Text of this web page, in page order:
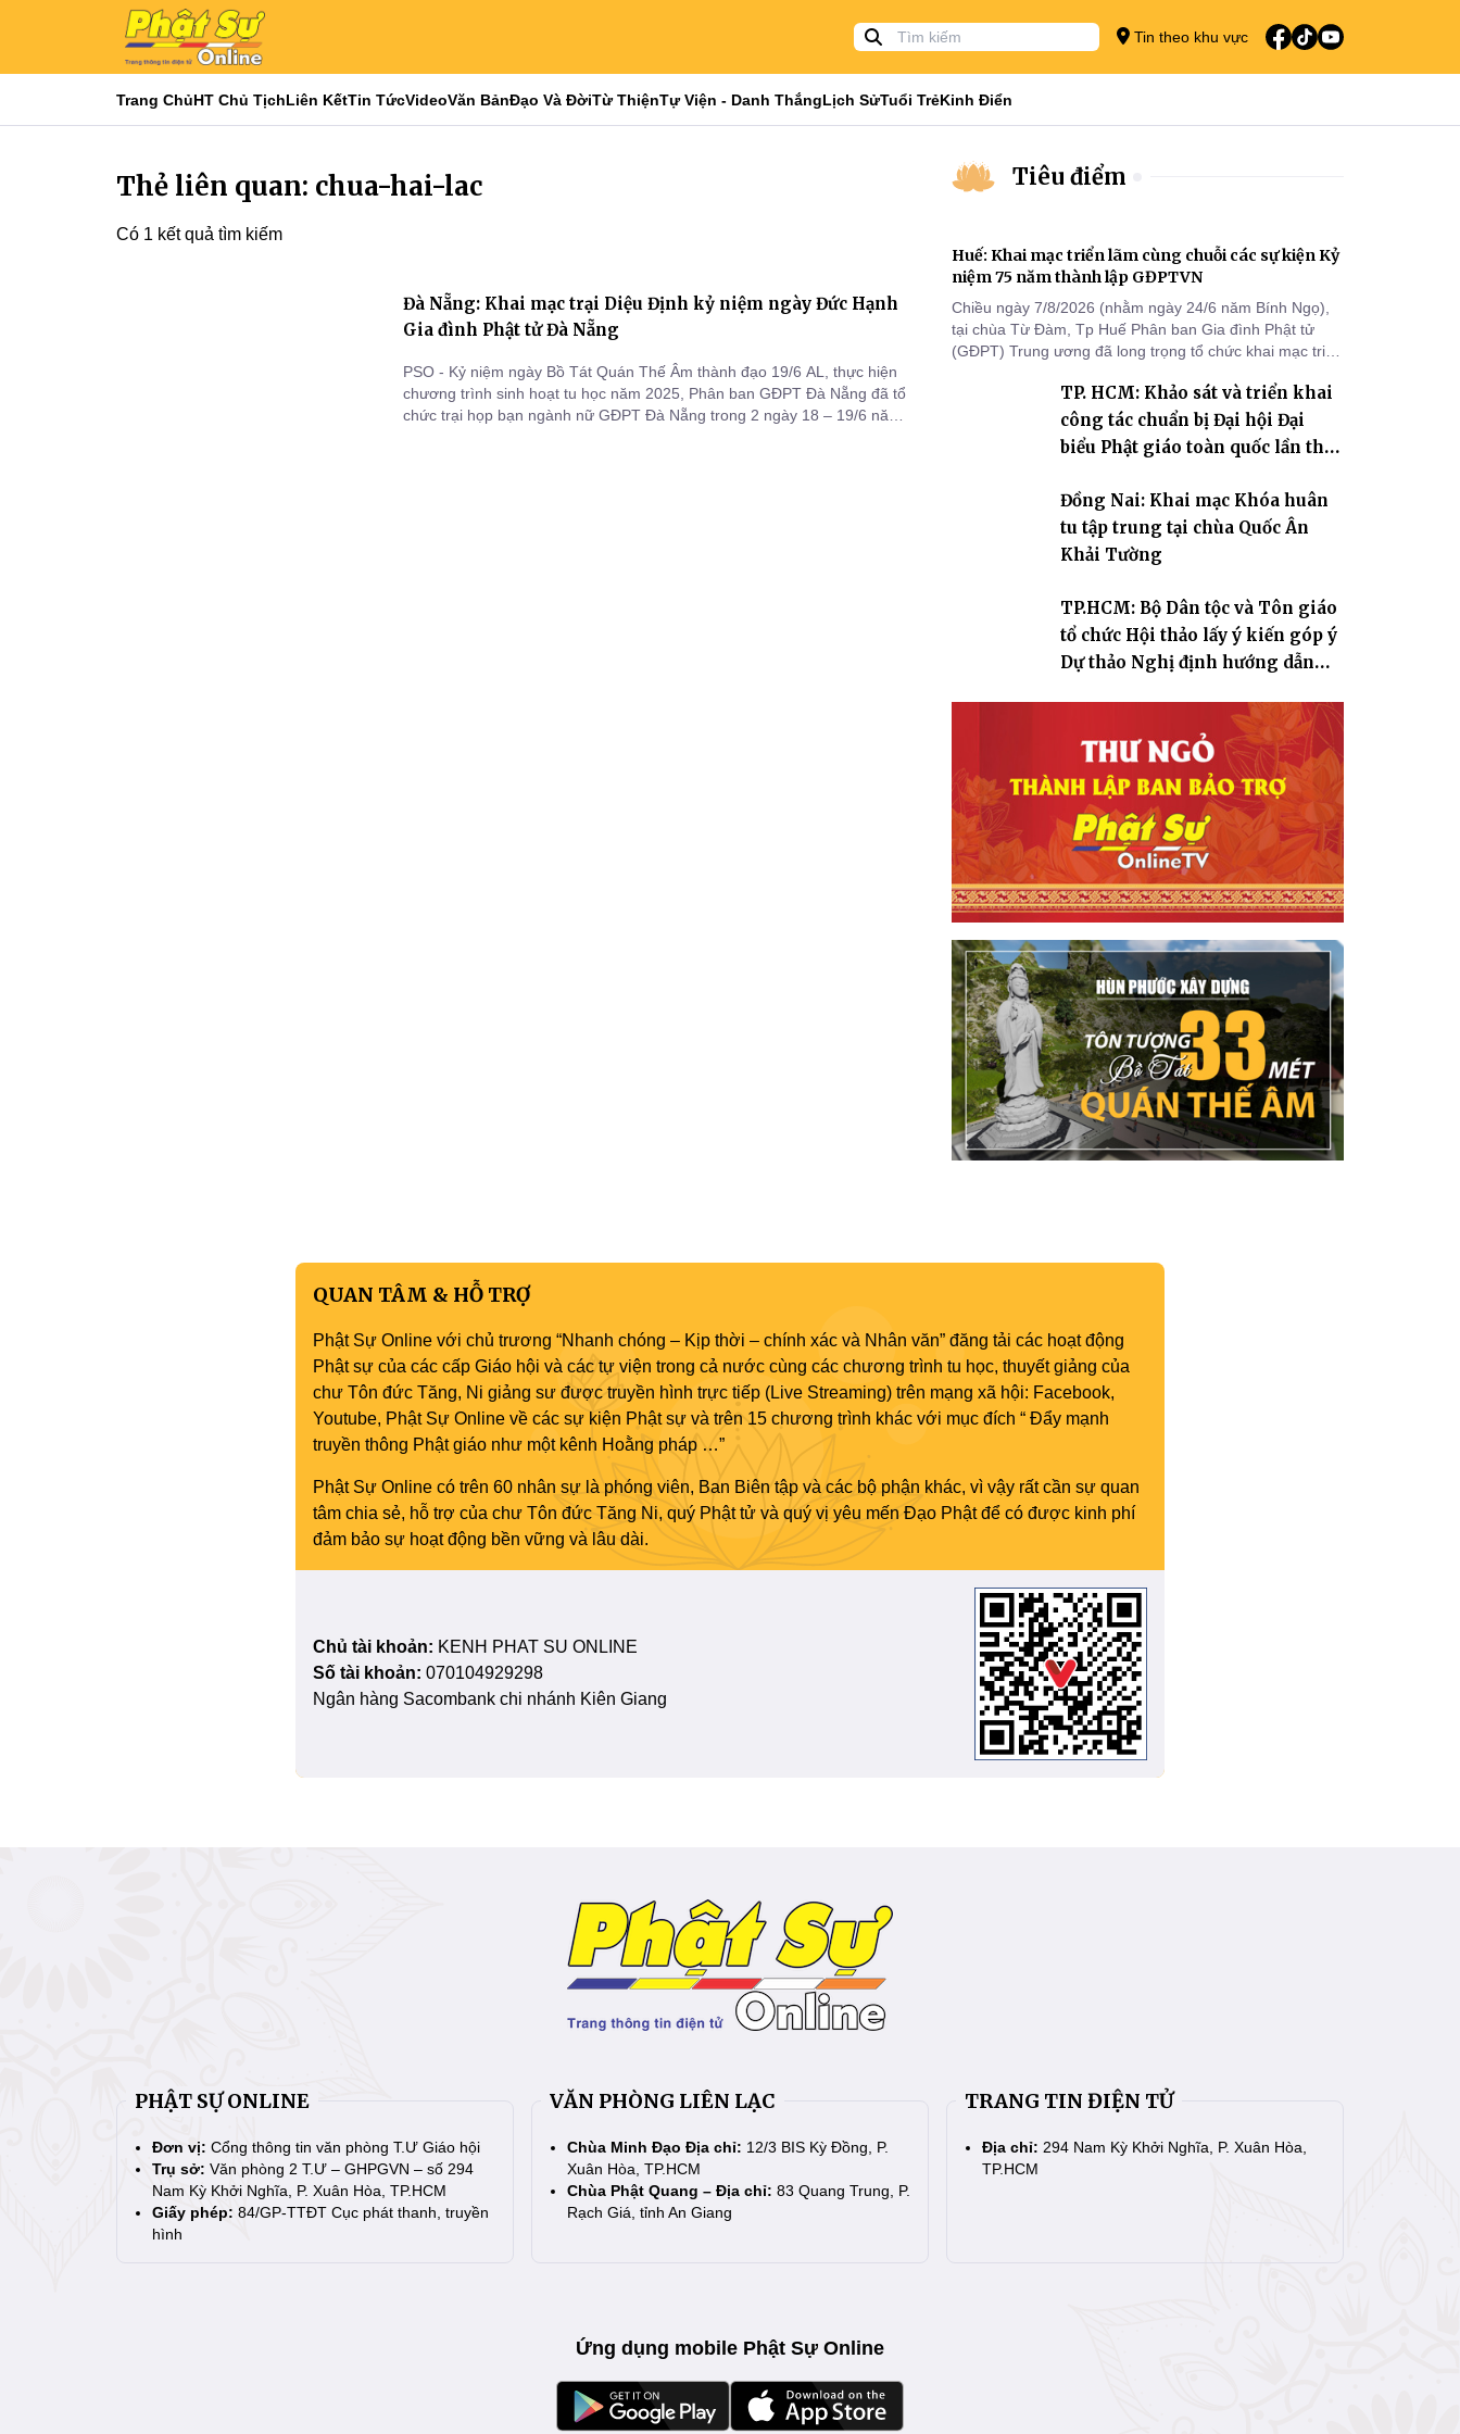
Tin theo khu vực
Trang ChủHT Chủ TịchLiên KếtTin TứcVideoVăn BảnĐạo Và ĐờiTừ ThiệnTự Viện - Danh ThắngLịch SửTuổi TrẻKinh Điển
Thẻ liên quan: chua-hai-lac
Có 1 kết quả tìm kiếm
Đà Nẵng: Khai mạc trại Diệu Định kỷ niệm ngày Đức Hạnh
Gia đình Phật tử Đà Nẵng
PSO - Kỷ niệm ngày Bồ Tát Quán Thế Âm thành đạo 19/6 AL, thực hiện
chương trình sinh hoạt tu học năm 2025, Phân ban GĐPT Đà Nẵng đã tổ
chức trại họp bạn ngành nữ GĐPT Đà Nẵng trong 2 ngày 18 – 19/6 năm
Tiêu điểm
Huế: Khai mạc triển lãm cùng chuỗi các sự kiện Kỷ
niệm 75 năm thành lập GĐPTVN
Chiều ngày 7/8/2026 (nhằm ngày 24/6 năm Bính Ngọ),
tại chùa Từ Đàm, Tp Huế Phân ban Gia đình Phật tử
(GĐPT) Trung ương đã long trọng tổ chức khai mạc triển
thành lập GĐPTVN.TP. HCM: Khảo sát và triển khai
công tác chuẩn bị Đại hội Đại
biểu Phật giáo toàn quốc lần thứ
Đồng Nai: Khai mạc Khóa huân
tu tập trung tại chùa Quốc Ân
Khải Tường
TP.HCM: Bộ Dân tộc và Tôn giáo
tổ chức Hội thảo lấy ý kiến góp ý
Dự thảo Nghị định hướng dẫn
QUAN TÂM & HỖ TRỢ
Phật Sự Online với chủ trương “Nhanh chóng – Kịp thời – chính xác và Nhân văn” đăng tải các hoạt động
Phật sự của các cấp Giáo hội và các tự viện trong cả nước cùng các chương trình tu học, thuyết giảng của
chư Tôn đức Tăng, Ni giảng sư được truyền hình trực tiếp (Live Streaming) trên mạng xã hội: Facebook,
Youtube, Phật Sự Online về các sự kiện Phật sự và trên 15 chương trình khác với mục đích “ Đẩy mạnh
truyền thông Phật giáo như một kênh Hoằng pháp …”
Phật Sự Online có trên 60 nhân sự là phóng viên, Ban Biên tập và các bộ phận khác, vì vậy rất cần sự quan
tâm chia sẻ, hỗ trợ của chư Tôn đức Tăng Ni, quý Phật tử và quý vị yêu mến Đạo Phật để có được kinh phí
đảm bảo sự hoạt động bền vững và lâu dài.
Chủ tài khoản: KENH PHAT SU ONLINE
Số tài khoản: 070104929298
Ngân hàng Sacombank chi nhánh Kiên Giang
PHẬT SỰ ONLINE
Đơn vị: Cổng thông tin văn phòng T.Ư Giáo hội
Trụ sở: Văn phòng 2 T.Ư – GHPGVN – số 294
Nam Kỳ Khởi Nghĩa, P. Xuân Hòa, TP.HCM
Giấy phép: 84/GP-TTĐT Cục phát thanh, truyền
hình
VĂN PHÒNG LIÊN LẠC
Chùa Minh Đạo Địa chỉ: 12/3 BIS Kỳ Đồng, P.
Xuân Hòa, TP.HCM
Chùa Phật Quang – Địa chỉ: 83 Quang Trung, P.
Rạch Giá, tỉnh An Giang
TRANG TIN ĐIỆN TỬ
Địa chỉ: 294 Nam Kỳ Khởi Nghĩa, P. Xuân Hòa,
TP.HCM
Ứng dụng mobile Phật Sự Online